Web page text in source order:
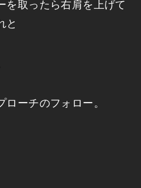
を取ったら右肩を上げて
と
ーチのフォロー。